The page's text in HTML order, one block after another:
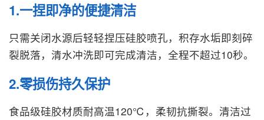
1.一捏即净的便捷清洁
只需关闭水源后轻轻捏压硅胶喷孔，积存水垢即刻碎
裂脱落，清水冲洗即可完成清洁，全程不超过10秒。
2.零损伤持久保护
食品级硅胶材质耐高温120℃，柔韧抗撕裂。清洁过